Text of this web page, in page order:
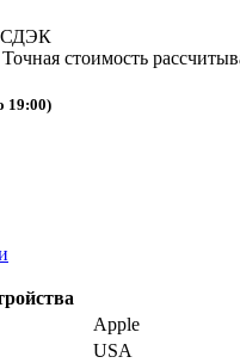
СДЭК
стоимость
19:00)
Apple
USA